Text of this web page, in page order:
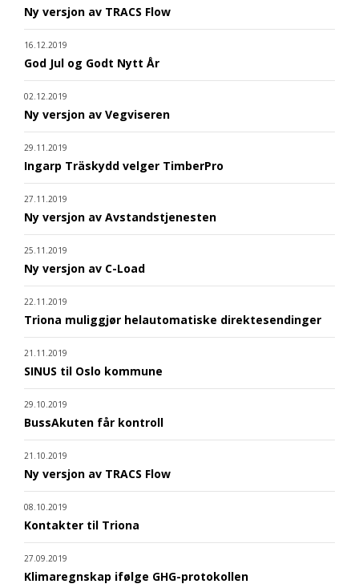
Ny versjon av TRACS Flow
16.12.2019
God Jul og Godt Nytt År
02.12.2019
Ny versjon av Vegviseren
29.11.2019
Ingarp Träskydd velger TimberPro
27.11.2019
Ny versjon av Avstandstjenesten
25.11.2019
Ny versjon av C-Load
22.11.2019
Triona muliggjør helautomatiske direktesendinger
21.11.2019
SINUS til Oslo kommune
29.10.2019
BussAkuten får kontroll
21.10.2019
Ny versjon av TRACS Flow
08.10.2019
Kontakter til Triona
27.09.2019
Klimaregnskap ifølge GHG-protokollen